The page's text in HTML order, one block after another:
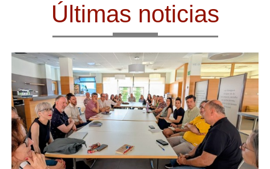
Últimas noticias